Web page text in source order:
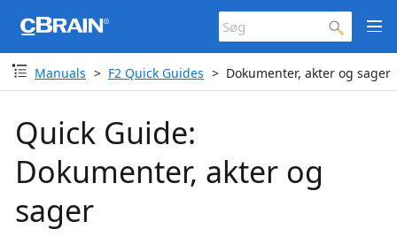
Manuals F2 Quick Guides Dokumenter, akter og sager
Quick Guide:
Dokumenter, akter og
sager